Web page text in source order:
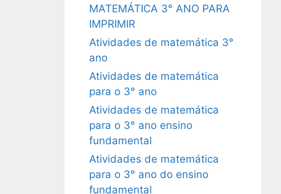
MATEMÁTICA 3° ANO PARA
IMPRIMIR
Atividades de matemática 3°
ano
Atividades de matemática
para o 3° ano
Atividades de matemática
para o 3° ano ensino
fundamental
Atividades de matemática
para o 3° ano do ensino
fundamental